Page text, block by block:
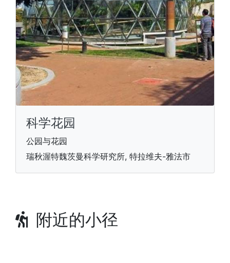
科学花园
公园与花园
瑞秋渥特魏茨曼科学研究所, 特拉维夫-雅法市
附近的小径